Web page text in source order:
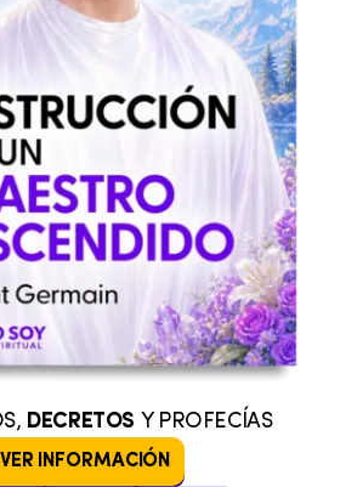
DECRETOS Y PROFECÍAS
VER INFORMACIÓN